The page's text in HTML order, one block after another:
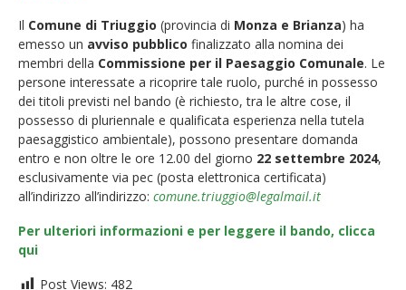
Il Comune di Triuggio (provincia di Monza e Brianza) ha
emesso un avviso pubblico finalizzato alla nomina dei
membri della Commissione per il Paesaggio Comunale. Le
persone interessate a ricoprire tale ruolo, purché in possesso
dei titoli previsti nel bando (è richiesto, tra le altre cose, il
possesso di pluriennale e qualificata esperienza nella tutela
paesaggistico ambientale), possono presentare domanda
entro e non oltre le ore 12.00 del giorno 22 settembre 2024,
esclusivamente via pec (posta elettronica certificata)
all’indirizzo all’indirizzo: comune.triuggio@legalmail.it
Per ulteriori informazioni e per leggere il bando, clicca
qui
Post Views: 482